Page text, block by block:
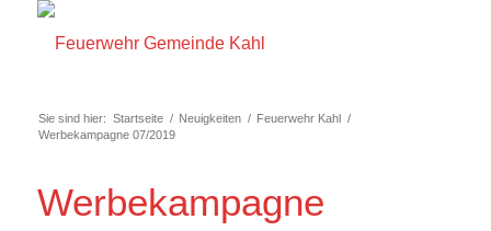
Sie sind hier: Startseite / Neuigkeiten / Feuerwehr Kahl /
Werbekampagne 07/2019
Werbekampagne